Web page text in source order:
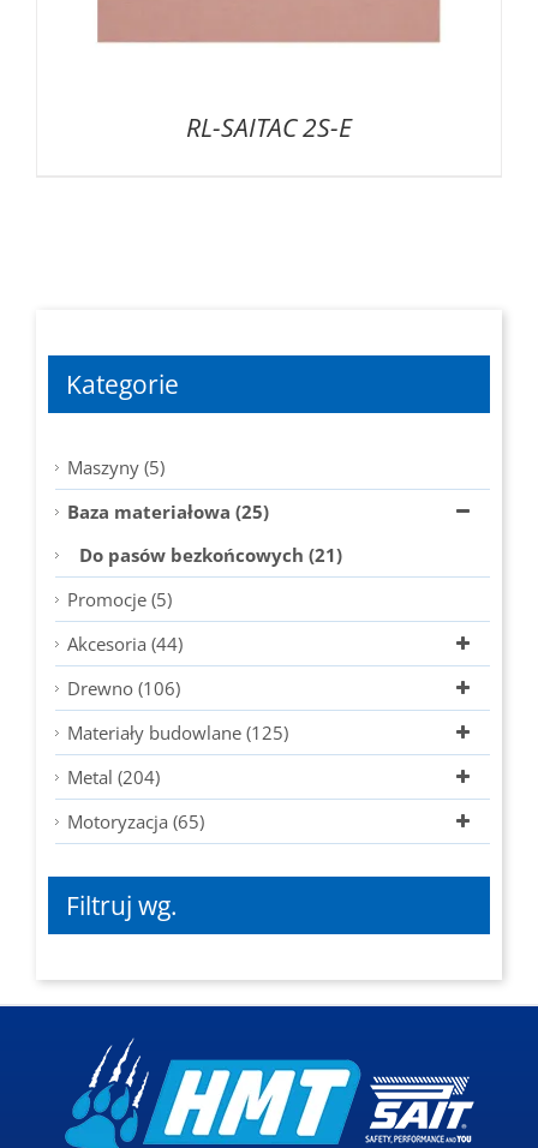
RL-SAITAC 2S-E
Kategorie
Maszyny (5)
Baza materiałowa (25)
Do pasów bezkońcowych (21)
Promocje (5)
Akcesoria (44)
Drewno (106)
Materiały budowlane (125)
Metal (204)
Motoryzacja (65)
Filtruj wg.